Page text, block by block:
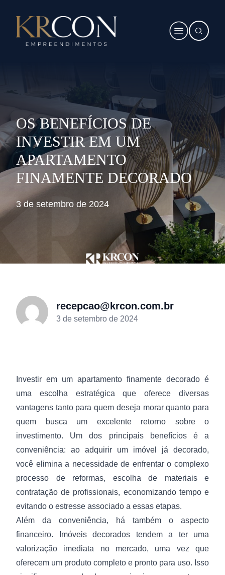
OS BENEFÍCIOS DE
INVESTIR EM UM
APARTAMENTO
FINAMENTE DECORADO
3 de setembro de 2024
recepcao@krcon.com.br
3 de setembro de 2024
Investir em um apartamento finamente decorado é
uma escolha estratégica que oferece diversas
vantagens tanto para quem deseja morar quanto para
quem busca um excelente retorno sobre o
investimento. Um dos principais benefícios é a
conveniência: ao adquirir um imóvel já decorado,
você elimina a necessidade de enfrentar o complexo
processo de reformas, escolha de materiais e
contratação de profissionais, economizando tempo e
evitando o estresse associado a essas etapas.
Além da conveniência, há também o aspecto
financeiro. Imóveis decorados tendem a ter uma
valorização imediata no mercado, uma vez que
oferecem um produto completo e pronto para uso. Isso